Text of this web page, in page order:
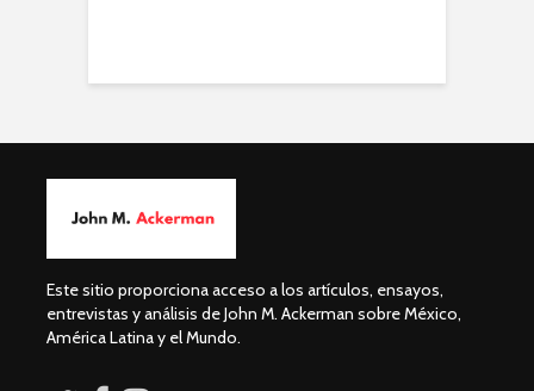
Este sitio proporciona acceso a los artículos, ensayos,
entrevistas y análisis de John M. Ackerman sobre México,
América Latina y el Mundo.